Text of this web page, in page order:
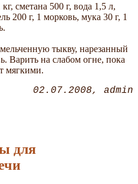
сметана 500 г, вода 1,5 л,
200 г, 1 морковь, мука 30 г, 1
тыкву, нарезанный
Варить на слабом огне, пока
мягкими.
02.07.2008 admin